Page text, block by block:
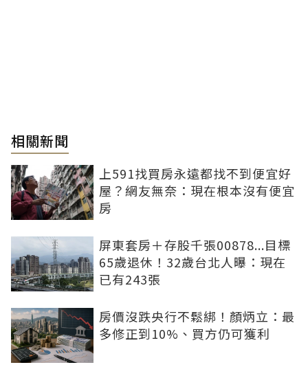
相關新聞
上591找買房永遠都找不到便宜好
屋？網友無奈：現在根本沒有便宜
房
屏東套房＋存股千張00878...目標
65歲退休！32歲台北人曝：現在
已有243張
房價沒跌央行不鬆綁！顏炳立：最
多修正到10%、買方仍可獲利